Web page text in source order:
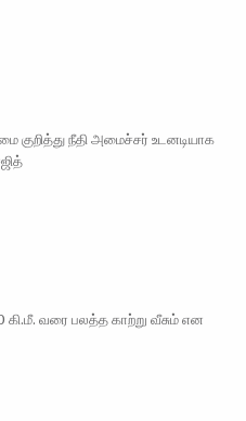
குறித்து நீதி அமைச்சர் உடனடியாக
வரை பலத்த காற்று வீசும் என